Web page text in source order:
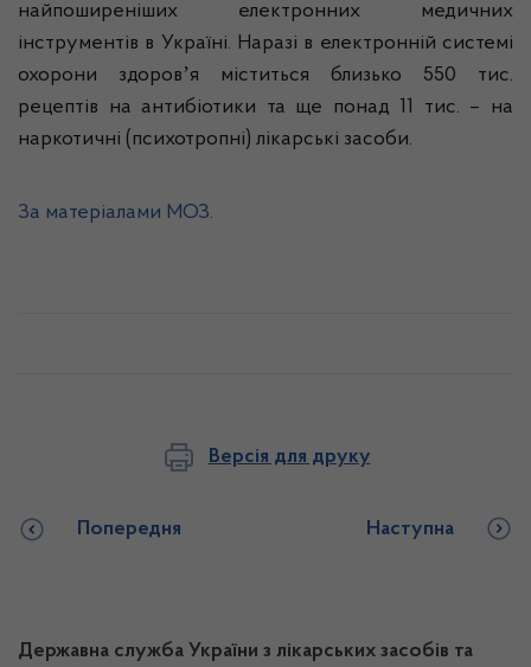
найпоширеніших електронних медичних
інструментів в Україні. Наразі в електронній системі
охорони здоровʼя міститься близько 550 тис.
рецептів на антибіотики та ще понад 11 тис. – на
наркотичні (психотропні) лікарські засоби.
За матеріалами МОЗ.
Версія для друку
Попередня Наступна
Державна служба України з лікарських засобів та